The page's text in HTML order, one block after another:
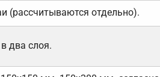
(рассчитываются отдельно).
два слоя.